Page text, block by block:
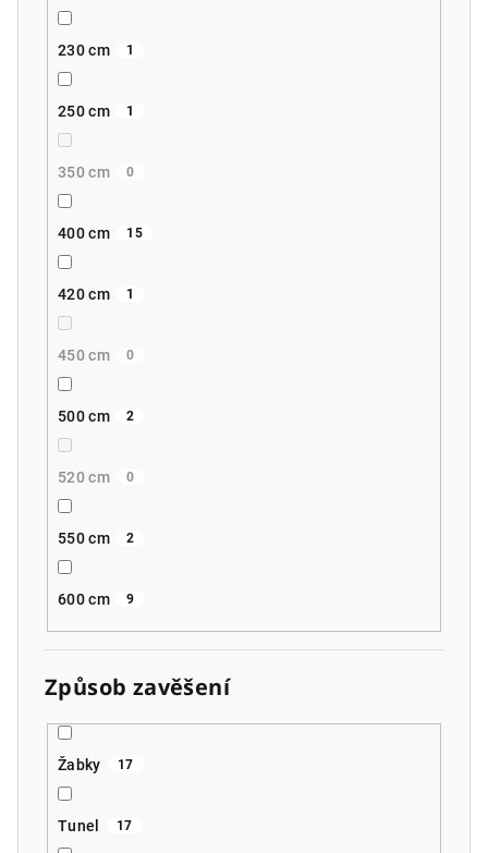
230 cm 1
250 cm 1
350 cm 0
400 cm 15
420 cm 1
450 cm 0
500 cm 2
520 cm 0
550 cm 2
600 cm 9
Způsob zavěšení
Žabky 17
Tunel 17